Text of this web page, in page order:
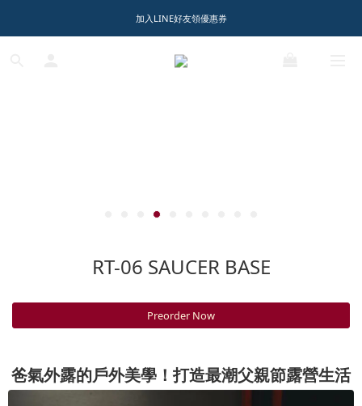
1️⃣ 加入會員送$150購物金
加入LINE好友領優惠券
1️⃣ 加入會員送$150購物金
RT-04 / HALO SHADE
Shop Now
爸氣外露的戶外美學！打造最潮父親節露營生活